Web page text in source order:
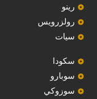
رينو
رولزرويس
سيات
سكودا
‏سوبارو‏
سوزوكي